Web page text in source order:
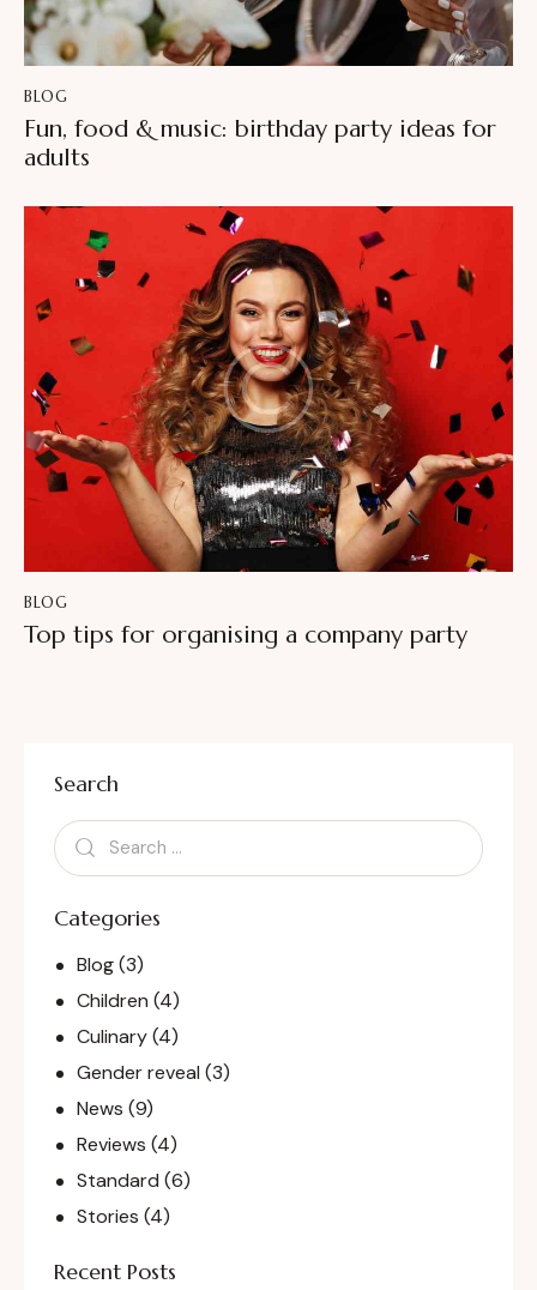
BLOG
Fun, food & music: birthday party ideas for
adults
BLOG
Top tips for organising a company party
Search
Categories
Blog(3)
Children (4)
Culinary(4)
Gender reveal (3)
News (9)
Reviews (4)
Standard (6)
Stories (4)
Recent Posts